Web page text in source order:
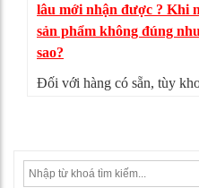
lâu mới nhận được ? Khi
sản phẩm không đúng
sao?
Đối với hàng có sẵn, tùy